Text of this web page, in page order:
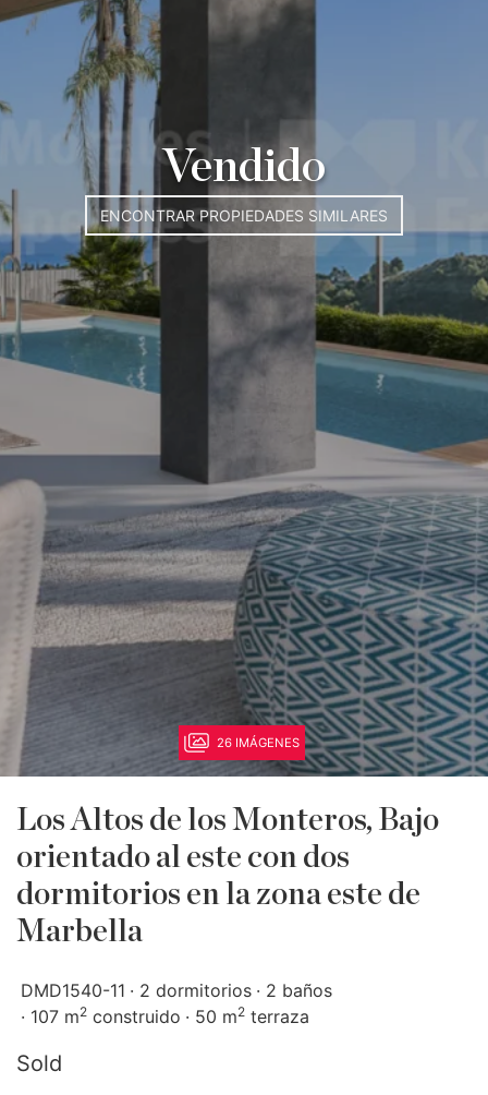
Vendido
ENCONTRAR PROPIEDADES SIMILARES
26 IMÁGENES
Los Altos de los Monteros, Bajo
orientado al este con dos
dormitorios en la zona este de
Marbella
DMD1540-11 2 dormitorios
2 baños
107 m2 construido 50 m2 terraza
Sold